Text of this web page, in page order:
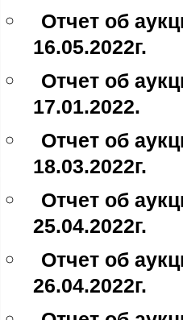
Отчет об
16.05.2022г.
Отчет об
17.01.2022.
Отчет об
18.03.2022г.
Отчет об
25.04.2022г.
Отчет об
26.04.2022г.